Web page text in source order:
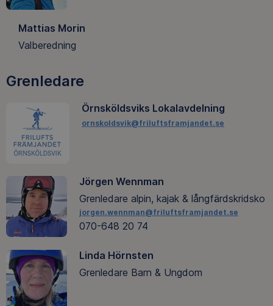
Mattias Morin
Valberedning
Grenledare
Örnsköldsviks Lokalavdelning
ornskoldsvik@friluftsframjandet.se
Jörgen Wennman
Grenledare alpin, kajak & långfärdskridsko
jorgen.wennman@friluftsframjandet.se
070-648 20 74
Linda Hörnsten
Grenledare Barn & Ungdom